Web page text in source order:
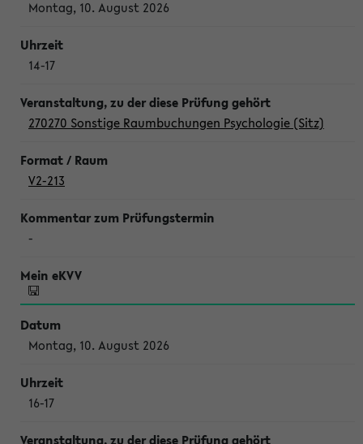
Montag, 10. August 2026
14-17
270270 Sonstige Raumbuchungen Psychologie (Sitz)
V2-213
-
Montag, 10. August 2026
16-17